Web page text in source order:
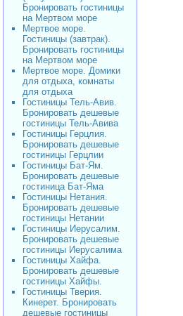
Бронировать гостиницы
на Мертвом море
Мертвое море.
Гостиницы (завтрак).
Бронировать гостиницы
на Мертвом море
Мертвое море. Домики
для отдыха, комнаты
для отдыха
Гостиницы Тель-Авив.
Бронировать дешевые
гостиницы Тель-Авива
Гостиницы Герцлия.
Бронировать дешевые
гостиницы Герцлии
Гостиницы Бат-Ям.
Бронировать дешевые
гостиница Бат-Яма
Гостиницы Нетания.
Бронировать дешевые
гостиницы Нетании
Гостиницы Иерусалим.
Бронировать дешевые
гостиницы Иерусалима
Гостиницы Хайфа.
Бронировать дешевые
гостиницы Хайфы.
Гостиницы Тверия.
Кинерет. Бронировать
дешевые гостиницы